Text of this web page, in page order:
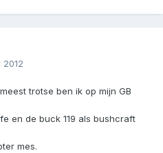
2012
trotse ben ik op mijn GB
en de buck 119 als bushcraft
mes.